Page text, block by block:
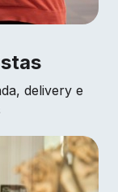
delivery e